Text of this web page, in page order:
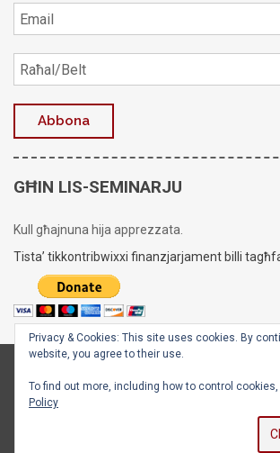
GĦIN LIS-SEMINARJU
Kull għajnuna hija apprezzata.
Tista’ tikkontribwixxi finanzjarjament billi
Copyright © 2020 - 2026 Is-Seminarju
Privacy & Cookies: This site uses cookies. By
website, you agree to their use.
To find out more, including how to control cookies,
Policy